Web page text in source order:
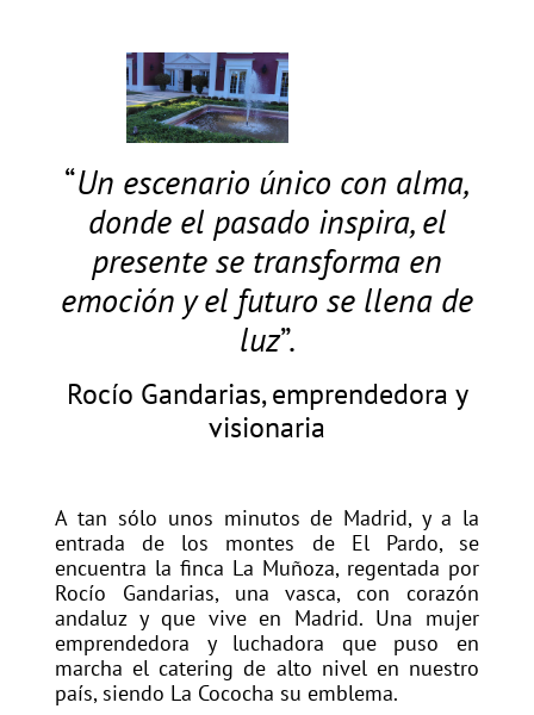
“Un escenario único con alma,
donde el pasado inspira, el
presente se transforma en
emoción y el futuro se llena de
luz”.
Rocío Gandarias, emprendedora y
visionaria
A tan sólo unos minutos de Madrid, y a la
entrada de los montes de El Pardo, se
encuentra la finca La Muñoza, regentada por
Rocío Gandarias, una vasca, con corazón
andaluz y que vive en Madrid. Una mujer
emprendedora y luchadora que puso en
marcha el catering de alto nivel en nuestro
país, siendo La Cococha su emblema.